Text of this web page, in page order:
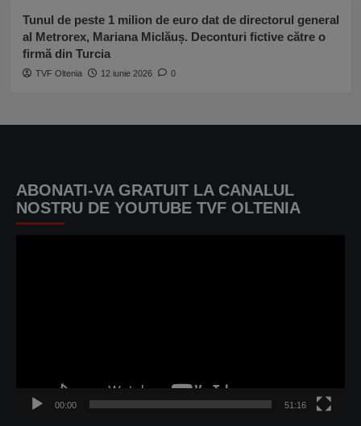
Tunul de peste 1 milion de euro dat de directorul general
al Metrorex, Mariana Miclăuș. Deconturi fictive către o
firmă din Turcia
TVF Oltenia 12 iunie 2026 0
ABONATI-VA GRATUIT LA CANALUL
NOSTRU DE YOUTUBE TVF OLTENIA
00:00 51:16